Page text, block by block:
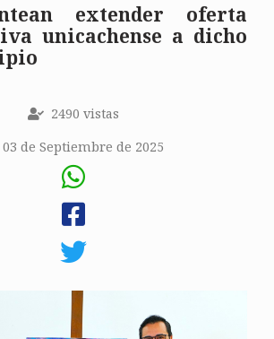
extender oferta
unicachense a dicho
2490 vistas
de Septiembre de 2025